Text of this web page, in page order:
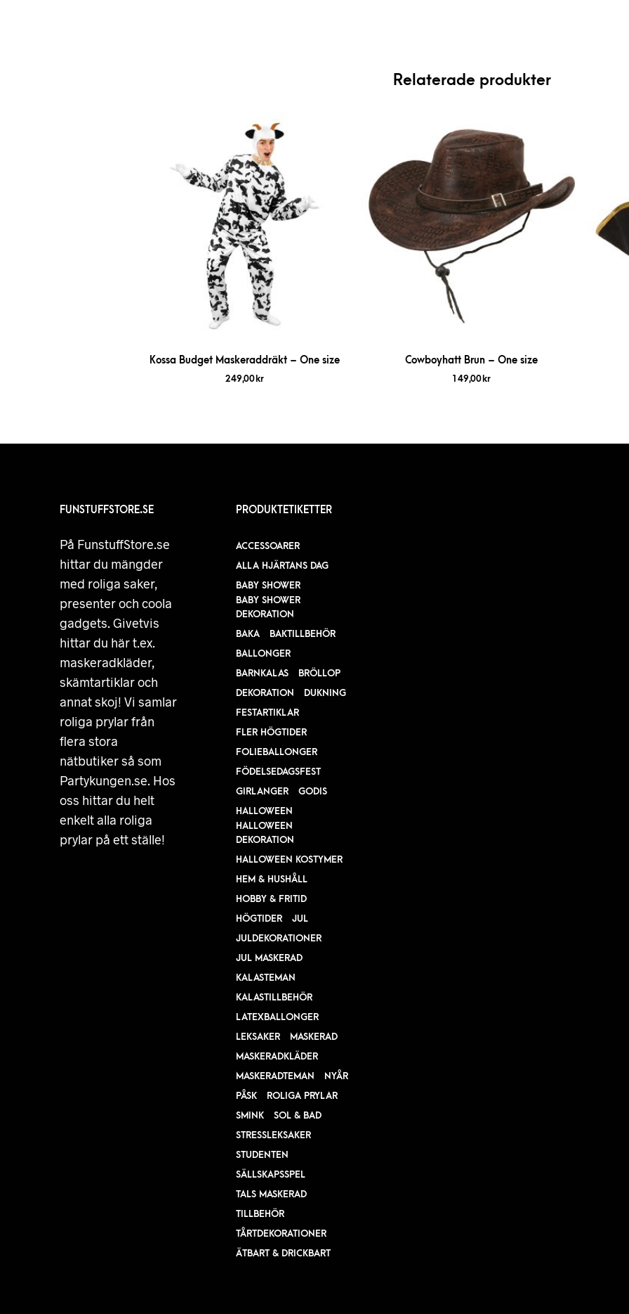
Relaterade produkter
Kossa Budget Maskeraddräkt – One size
249,00 kr
Cowboyhatt Brun – One size
149,00 kr
FUNSTUFFSTORE.SE
På FunstuffStore.se
hittar du mängder
med roliga saker,
presenter och coola
gadgets. Givetvis
hittar du här t.ex.
maskeradkläder,
skämtartiklar och
annat skoj! Vi samlar
roliga prylar från
flera stora
nätbutiker så som
Partykungen.se. Hos
oss hittar du helt
enkelt alla roliga
prylar på ett ställe!
PRODUKTETIKETTER
ACCESSOARER
ALLA HJÄRTANS DAG
BABY SHOWER
BABY SHOWER
DEKORATION
BAKA
BAKTILLBEHÖR
BALLONGER
BARNKALAS
BRÖLLOP
DEKORATION
DUKNING
FESTARTIKLAR
FLER HÖGTIDER
FOLIEBALLONGER
FÖDELSEDAGSFEST
GIRLANGER
GODIS
HALLOWEEN
HALLOWEEN
DEKORATION
HALLOWEEN KOSTYMER
HEM & HUSHÅLL
HOBBY & FRITID
HÖGTIDER
JUL
JULDEKORATIONER
JUL MASKERAD
KALASTEMAN
KALASTILLBEHÖR
LATEXBALLONGER
LEKSAKER
MASKERAD
MASKERADKLÄDER
MASKERADTEMAN
NYÅR
PÅSK
ROLIGA PRYLAR
SMINK
SOL & BAD
STRESSLEKSAKER
STUDENTEN
SÄLLSKAPSSPEL
TALS MASKERAD
TILLBEHÖR
TÅRTDEKORATIONER
ÄTBART & DRICKBART